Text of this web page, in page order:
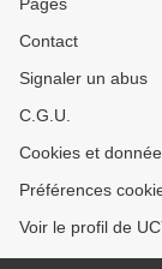
Contact
Signaler un abus
C.G.U.
Cookies et
Préférences
Voir le profil de